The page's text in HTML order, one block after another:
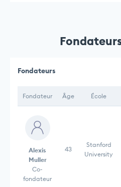
Fondateurs
Fondateur Âge École
Alexis
Muller
Co-
fondateur
43
Stanford
University